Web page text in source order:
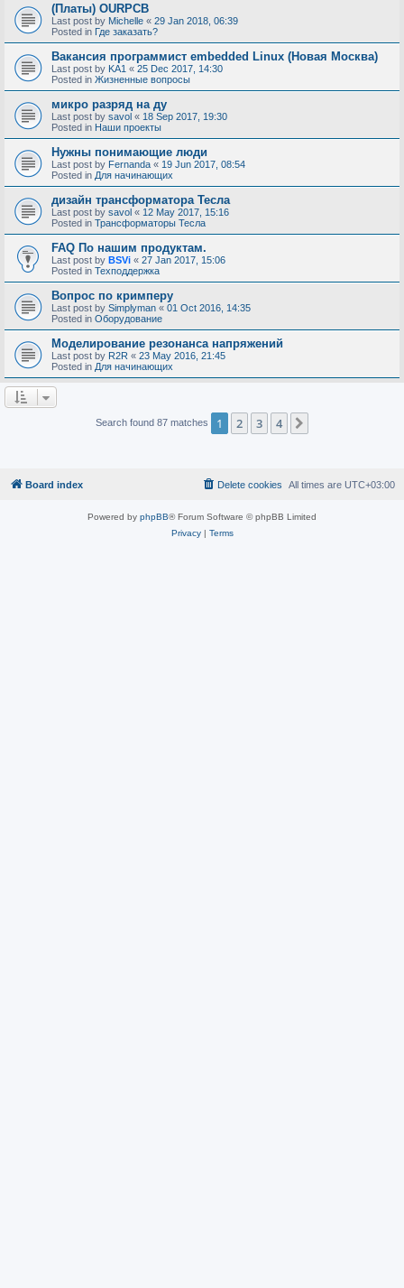
(Платы) OURPCB
Last post by Michelle « 29 Jan 2018, 06:39
Posted in Где заказать?
Вакансия программист embedded Linux (Новая Москва)
Last post by KA1 « 25 Dec 2017, 14:30
Posted in Жизненные вопросы
микро разряд на ду
Last post by savol « 18 Sep 2017, 19:30
Posted in Наши проекты
Нужны понимающие люди
Last post by Fernanda « 19 Jun 2017, 08:54
Posted in Для начинающих
дизайн трансформатора Тесла
Last post by savol « 12 May 2017, 15:16
Posted in Трансформаторы Тесла
FAQ По нашим продуктам.
Last post by BSVi « 27 Jan 2017, 15:06
Posted in Техподдержка
Вопрос по кримперу
Last post by Simplyman « 01 Oct 2016, 14:35
Posted in Оборудование
Моделирование резонанса напряжений
Last post by R2R « 23 May 2016, 21:45
Posted in Для начинающих
Search found 87 matches 1 2 3 4
Board index All times are UTC+03:00
Delete cookies
Powered by phpBB® Forum Software © phpBB Limited
Privacy| Terms